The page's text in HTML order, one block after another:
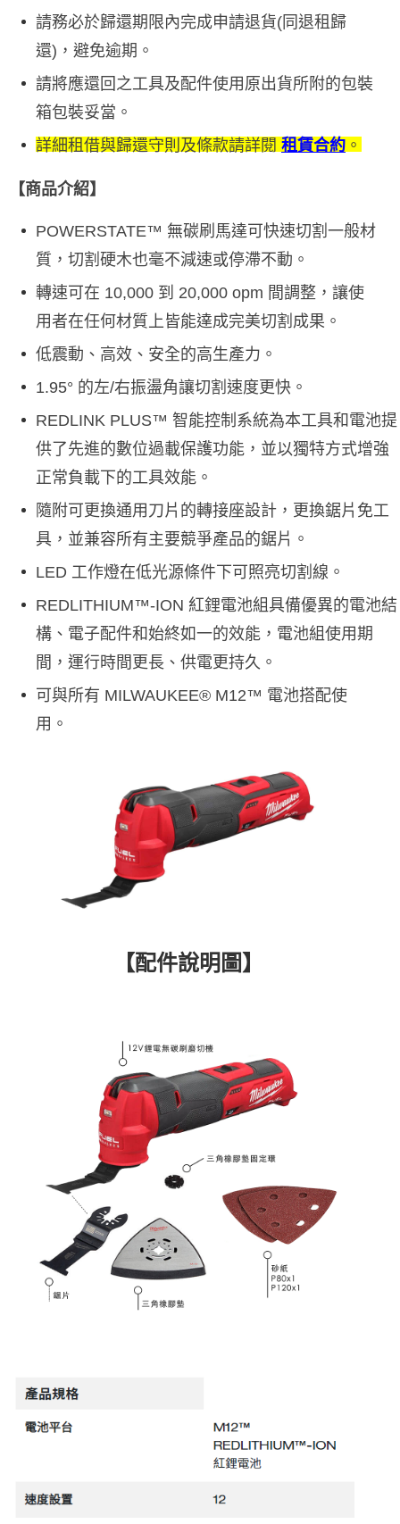
請務必於歸還期限內完成申請退貨(同退租歸
還)，避免逾期。
請將應還回之工具及配件使用原出貨所附的包裝
箱包裝妥當。
詳細租借與歸還守則及條款請詳閱 租賃合約 。
【商品介紹】
POWERSTATE™ 無碳刷馬達可快速切割一般材
質，切割硬木也毫不減速或停滯不動。
轉速可在 10,000 到 20,000 opm 間調整，讓使
用者在任何材質上皆能達成完美切割成果。
低震動、高效、安全的高生產力。
1.95° 的左/右振盪角讓切割速度更快。
REDLINK PLUS™ 智能控制系統為本工具和電池提
供了先進的數位過載保護功能，並以獨特方式增強
正常負載下的工具效能。
隨附可更換通用刀片的轉接座設計，更換鋸片免工
具，並兼容所有主要競爭產品的鋸片。
LED 工作燈在低光源條件下可照亮切割線。
REDLITHIUM™-ION 紅鋰電池組具備優異的電池結
構、電子配件和始終如一的效能，電池組使用期
間，運行時間更長、供電更持久。
可與所有 MILWAUKEE® M12™ 電池搭配使
用 。
【配件說明圖】